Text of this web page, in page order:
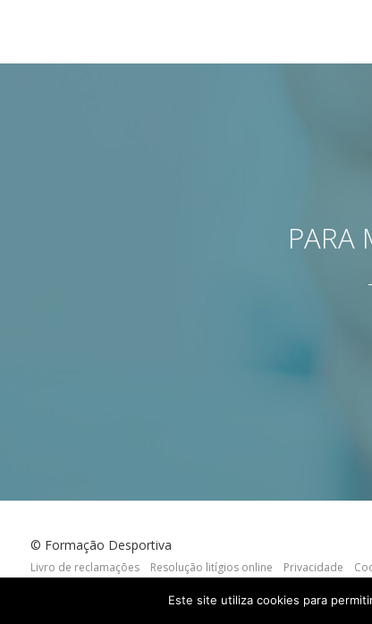
PARA
© Formação Desportiva
Livro de reclamações Resolução litígios online Privacidade
Este site utiliza cookies para